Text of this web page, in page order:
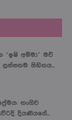
‘ඉෂි අම්මා’ මව්
ලස්සනම සිහිනය...
නංගිව
දියණියගේ...